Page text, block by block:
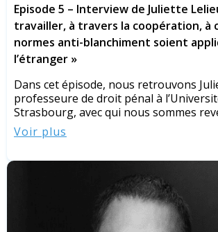
Episode 5 – Interview de Juliette
travailler, à travers la coopération, à
normes anti-blanchiment soient
l’étranger »
Dans cet épisode, nous retrouvons
professeure de droit pénal à
Strasbourg, avec qui nous sommes
Voir plus